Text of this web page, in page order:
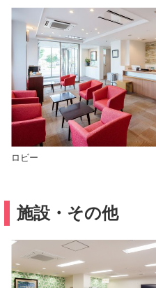
ロビー
施設・その他